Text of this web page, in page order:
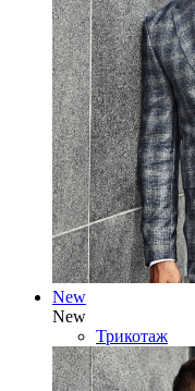
New
New
Трикотаж